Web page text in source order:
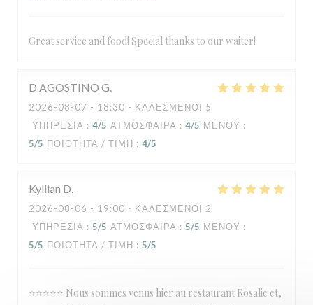
Great service and food! Special thanks to our waiter!
D AGOSTINO G
2026-08-07 - 18:30 - ΚΑΛΕΣΜΈΝΟΙ 5
ΥΠΗΡΕΣΊΑ : 4/5 ΑΤΜΌΣΦΑΙΡΑ : 4/5 ΜΕΝΟΎ :
5/5 ΠΟΙΌΤΗΤΑ / ΤΙΜΉ : 4/5
Kyllian D
2026-08-06 - 19:00 - ΚΑΛΕΣΜΈΝΟΙ 2
ΥΠΗΡΕΣΊΑ : 5/5 ΑΤΜΌΣΦΑΙΡΑ : 5/5 ΜΕΝΟΎ :
5/5 ΠΟΙΌΤΗΤΑ / ΤΙΜΉ : 5/5
⭐⭐⭐⭐⭐ Nous sommes venus hier au restaurant Rosalie et,